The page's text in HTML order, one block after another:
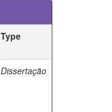
Type
Dissertação